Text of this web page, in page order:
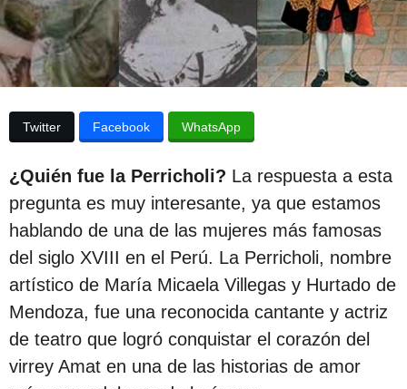
l
i
c
a
c
i
ó
n
3
a
ñ
o
s
d
a
p
u
b
l
ó
n
Twitter Facebook WhatsApp
¿Quién fue la Perricholi? La respuesta a esta
pregunta es muy interesante, ya que estamos
hablando de una de las mujeres más famosas
del siglo XVIII en el Perú. La Perricholi, nombre
artístico de María Micaela Villegas y Hurtado de
Mendoza, fue una reconocida cantante y actriz
de teatro que logró conquistar el corazón del
virrey Amat en una de las historias de amor